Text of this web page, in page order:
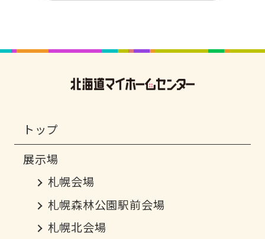
トップ
札幌会場
札幌森林公園駅前会場
札幌北会場